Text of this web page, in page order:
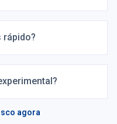
rápido?
agora